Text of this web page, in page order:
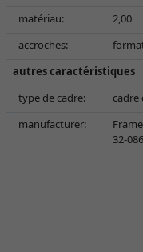
matériau:
2,00
accroches:
autres caractéristiques
type de cadre:
cadre
manufacturer:
32-